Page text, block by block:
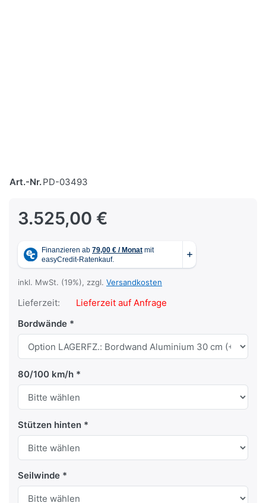
Art.-Nr.PD-03493
3.525,00 €
inkl. MwSt. (19%), zzgl. Versandkosten
Lieferzeit:
Lieferzeit auf Anfrage
Bordwände
80/100 km/h
Stützen hinten
Seilwinde